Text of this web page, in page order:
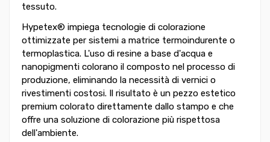
tessuto.
Hypetex® impiega tecnologie di colorazione
ottimizzate per sistemi a matrice termoindurente o
termoplastica. L'uso di resine a base d'acqua e
nanopigmenti colorano il composto nel processo di
produzione, eliminando la necessità di vernici o
rivestimenti costosi. Il risultato è un pezzo estetico
premium colorato direttamente dallo stampo e che
offre una soluzione di colorazione più rispettosa
dell'ambiente.